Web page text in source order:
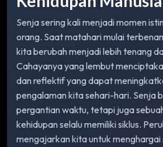
Senja sering kali menjadi momen
orang. Saat matahari mulai
kita berubah menjadi lebih tenang
Cahayanya yang lembut
dan reflektif yang dapat
pengalaman kita sehari-hari. Senja
pergantian waktu, tetapi juga
kehidupan selalu memiliki siklus.
mengajarkan kita untuk